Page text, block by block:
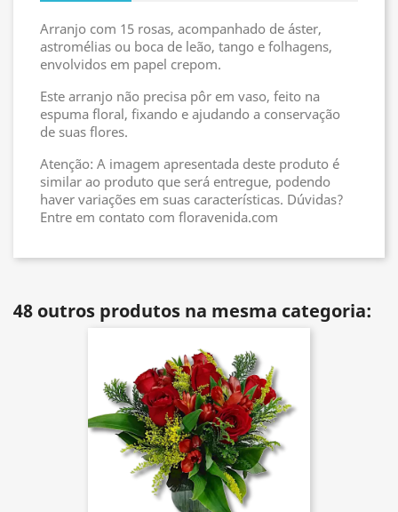
Arranjo com 15 rosas, acompanhado de áster,
astromélias ou boca de leão, tango e folhagens,
envolvidos em papel crepom.
Este arranjo não precisa pôr em vaso, feito na
espuma floral, fixando e ajudando a conservação
de suas flores.
Atenção: A imagem apresentada deste produto é
similar ao produto que será entregue, podendo
haver variações em suas características. Dúvidas?
Entre em contato com floravenida.com
48 outros produtos na mesma categoria: